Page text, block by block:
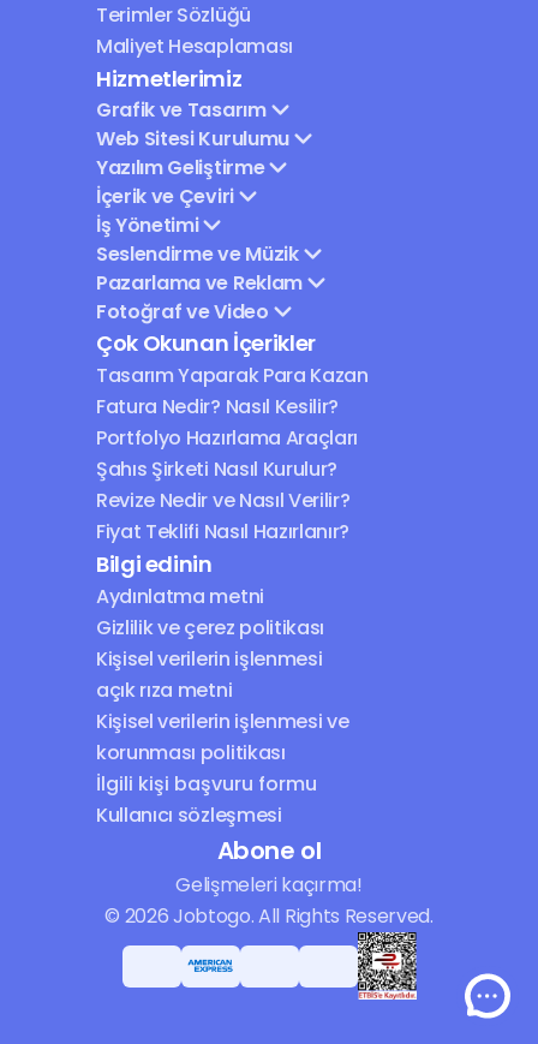
Terimler Sözlüğü
Maliyet Hesaplaması
Hizmetlerimiz
Grafik ve Tasarım
Web Sitesi Kurulumu
Yazılım Geliştirme
İçerik ve Çeviri
İş Yönetimi
Seslendirme ve Müzik
Pazarlama ve Reklam
Fotoğraf ve Video
Çok Okunan İçerikler
Tasarım Yaparak Para Kazan
Fatura Nedir? Nasıl Kesilir?
Portfolyo Hazırlama Araçları
Şahıs Şirketi Nasıl Kurulur?
Revize Nedir ve Nasıl Verilir?
Fiyat Teklifi Nasıl Hazırlanır?
Bilgi edinin
Aydınlatma metni
Gizlilik ve çerez politikası
Kişisel verilerin işlenmesi
açık rıza metni
Kişisel verilerin işlenmesi ve
korunması politikası
İlgili kişi başvuru formu
Kullanıcı sözleşmesi
© 2026 Jobtogo. All Rights Reserved.
Abone ol
Gelişmeleri kaçırma!